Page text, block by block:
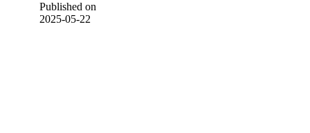
Published on
2025-05-22